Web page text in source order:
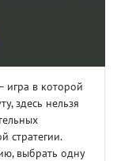
игра в которой
здесь нельзя
стратегии.
выбрать одну